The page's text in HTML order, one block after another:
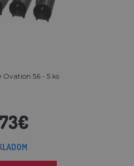
Ovation 56 - 5 ks